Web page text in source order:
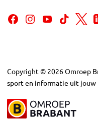
Copyright © 2026Omroep
sport en informatie uit jouw